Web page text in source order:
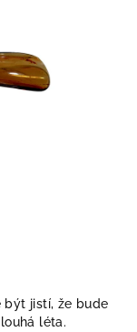
být jistí, že bude
léta.